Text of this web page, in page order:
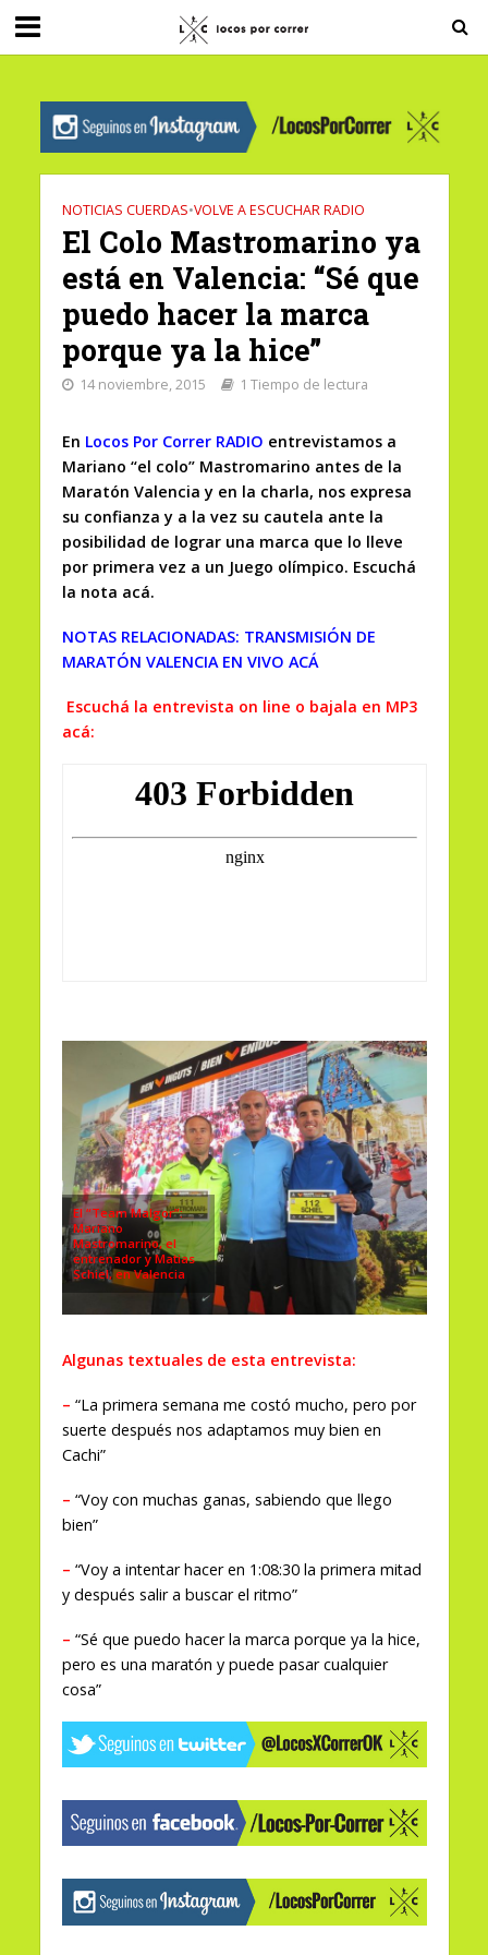
G-0X2PD3RFLV
NOTICIAS CUERDAS•VOLVE A ESCUCHAR RADIO
El Colo Mastromarino ya
está en Valencia: “Sé que
puedo hacer la marca
porque ya la hice”
14 noviembre, 2015 1 Tiempo de lectura
En Locos Por Correr RADIO entrevistamos a
Mariano “el colo” Mastromarino antes de la
Maratón Valencia y en la charla, nos expresa
su confianza y a la vez su cautela ante la
posibilidad de lograr una marca que lo lleve
por primera vez a un Juego olímpico. Escuchá
la nota acá.
NOTAS RELACIONADAS: TRANSMISIÓN DE
MARATÓN VALENCIA EN VIVO ACÁ
Escuchá la entrevista on line o bajala en MP3
acá:
El “Team Malgor”:
Mariano
Mastromarino, el
entrenador y Matias
Schiel, en Valencia
Algunas textuales de esta entrevista:
– “La primera semana me costó mucho, pero por
suerte después nos adaptamos muy bien en
Cachi”
– “Voy con muchas ganas, sabiendo que llego
bien”
– “Voy a intentar hacer en 1:08:30 la primera mitad
y después salir a buscar el ritmo”
– “Sé que puedo hacer la marca porque ya la hice,
pero es una maratón y puede pasar cualquier
cosa”